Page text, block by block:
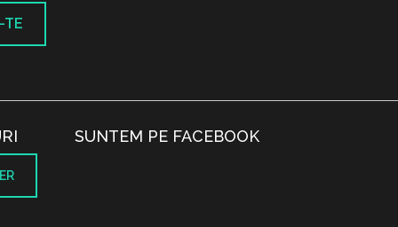
TE
SUNTEM PE FACEBOOK